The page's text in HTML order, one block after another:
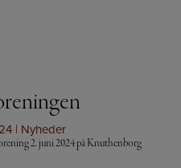
| Nyheder
2. juni 2024 på Knuthenborg